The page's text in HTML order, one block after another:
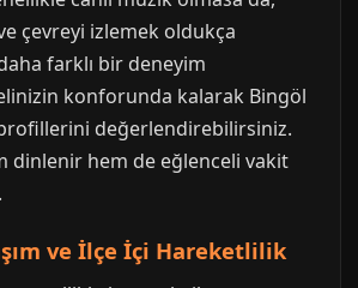
çevreyi izlemek oldukça
farklı bir deneyim
konforunda kalarak Bingöl
değerlendirebilirsiniz.
dinlenir hem de eğlenceli vakit
ve İlçe İçi Hareketlilik